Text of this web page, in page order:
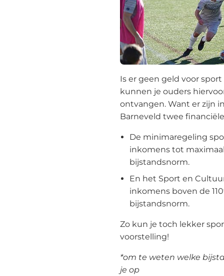
Is er geen geld voor
kunnen je ouders
ontvangen. Want er zijn
Barneveld twee
De minimaregeling
inkomens tot maximaal
bijstandsnorm.
En het Sport en
inkomens boven de
bijstandsnorm.
Zo kun je toch lekker
voorstelling!
*om te weten welke
je op